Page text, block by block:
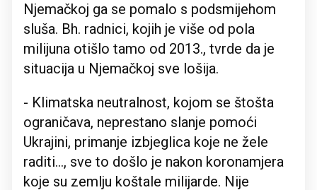
Njemačkoj ga se pomalo s podsmijehom
sluša. Bh. radnici, kojih je više od pola
milijuna otišlo tamo od 2013., tvrde da je
situacija u Njemačkoj sve lošija.
- Klimatska neutralnost, kojom se štošta
ograničava, neprestano slanje pomoći
Ukrajini, primanje izbjeglica koje ne žele
raditi..., sve to došlo je nakon koronamjera
koje su zemlju koštale milijarde. Nije